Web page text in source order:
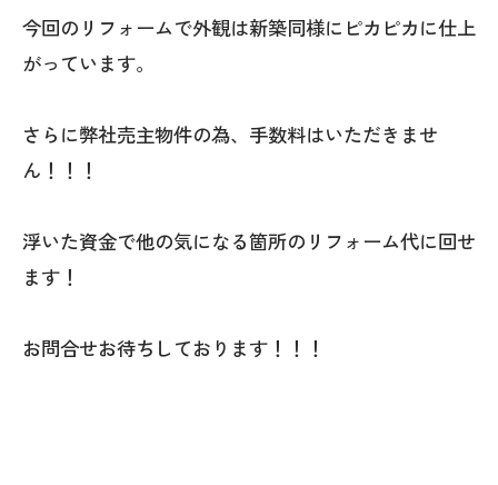
今回のリフォームで外観は新築同様にピカピカに仕上
がっています。
さらに弊社売主物件の為、手数料はいただきませ
ん！！！
浮いた資金で他の気になる箇所のリフォーム代に回せ
ます！
お問合せお待ちしております！！！